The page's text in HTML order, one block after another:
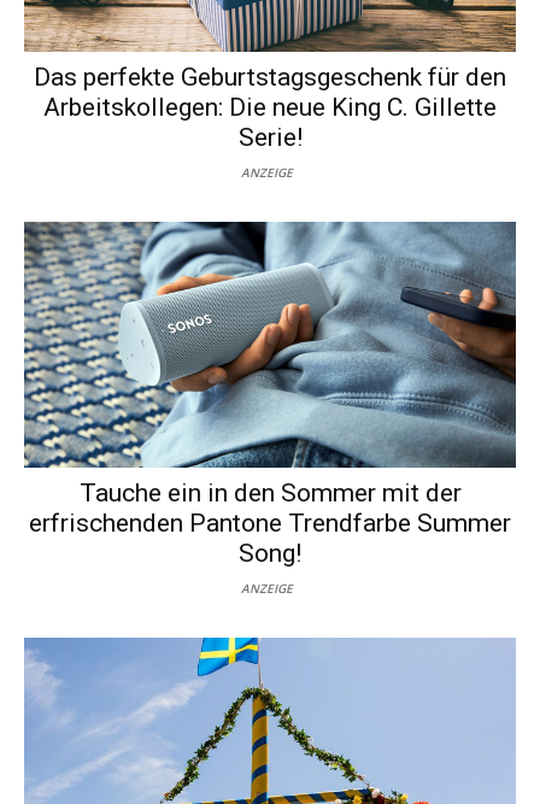
Das perfekte Geburtstagsgeschenk für den
Arbeitskollegen: Die neue King C. Gillette
Serie!
ANZEIGE
Tauche ein in den Sommer mit der
erfrischenden Pantone Trendfarbe Summer
Song!
ANZEIGE